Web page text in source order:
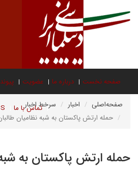
صفحه نخست درباره ما عضویت
تماس با ما صفحه‌اصلی اخبار
سرخط اخبار
حمله ارتش پاکستان به شبه نظامیان
حمله ارتش پاکستان به